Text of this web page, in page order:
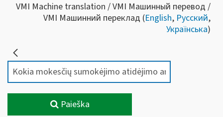
VMI Machine translation / VMI Машинный перевод /
VMI Машинний переклад (English, Русский,
Українська)
Paieška